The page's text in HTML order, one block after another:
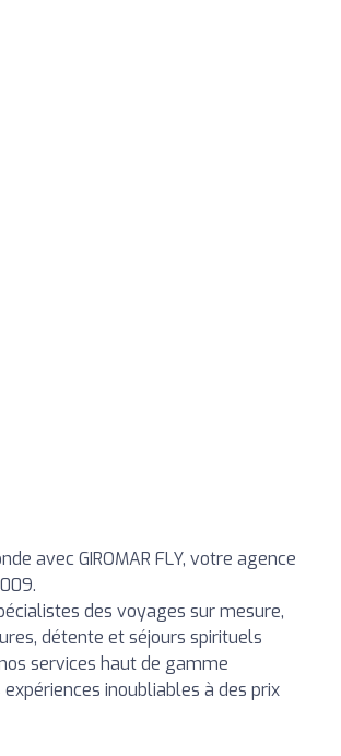
avec GIROMAR FLY, votre agence
des voyages sur mesure,
détente et séjours spirituels
services haut de gamme
inoubliables à des prix